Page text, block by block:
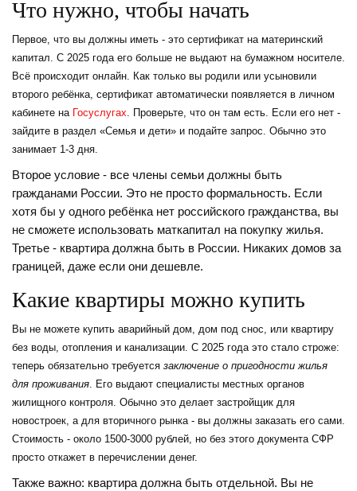
Что нужно, чтобы начать
Первое, что вы должны иметь - это сертификат на материнский
капитал. С 2025 года его больше не выдают на бумажном носителе.
Всё происходит онлайн. Как только вы родили или усыновили
второго ребёнка, сертификат автоматически появляется в личном
кабинете на Госуслугах. Проверьте, что он там есть. Если его нет -
зайдите в раздел «Семья и дети» и подайте запрос. Обычно это
занимает 1-3 дня.
Второе условие - все члены семьи должны быть
гражданами России. Это не просто формальность. Если
хотя бы у одного ребёнка нет российского гражданства, вы
не сможете использовать маткапитал на покупку жилья.
Третье - квартира должна быть в России. Никаких домов за
границей, даже если они дешевле.
Какие квартиры можно купить
Вы не можете купить аварийный дом, дом под снос, или квартиру
без воды, отопления и канализации. С 2025 года это стало строже:
теперь обязательно требуется заключение о пригодности жилья
для проживания. Его выдают специалисты местных органов
жилищного контроля. Обычно это делает застройщик для
новостроек, а для вторичного рынка - вы должны заказать его сами.
Стоимость - около 1500-3000 рублей, но без этого документа СФР
просто откажет в перечислении денег.
Также важно: квартира должна быть отдельной. Вы не